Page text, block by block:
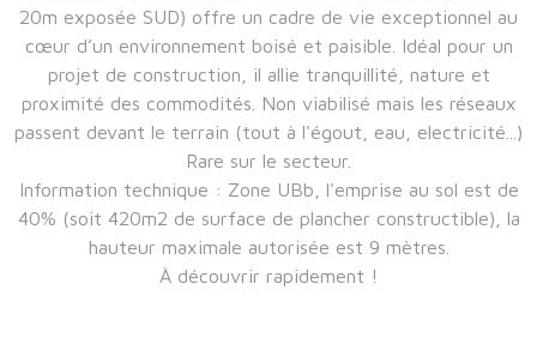
20m exposée SUD) offre un cadre de vie exceptionnel au
cœur d’un environnement boisé et paisible. Idéal pour un
projet de construction, il allie tranquillité, nature et
proximité des commodités. Non viabilisé mais les réseaux
passent devant le terrain (tout à l'égout, eau, electricité...)
Rare sur le secteur.
Information technique : Zone UBb, l'emprise au sol est de
40% (soit 420m2 de surface de plancher constructible), la
hauteur maximale autorisée est 9 mètres.
À découvrir rapidement !